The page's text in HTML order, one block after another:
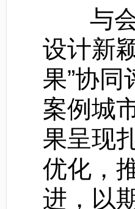
与会
设计新
果”协同
案例城
果呈现
优化，
进， 以